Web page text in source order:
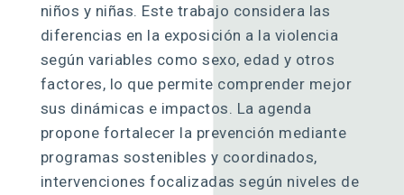
niños y niñas. Este trabajo considera las
diferencias en la exposición a la violencia
según variables como sexo, edad y otros
factores, lo que permite comprender mejor
sus dinámicas e impactos. La agenda
propone fortalecer la prevención mediante
programas sostenibles y coordinados,
intervenciones focalizadas según niveles de